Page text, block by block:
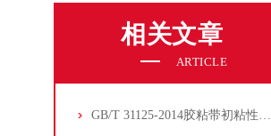
相关文章
ARTICLE
GB/T 31125-2014胶粘带初粘性试验方法 环形法